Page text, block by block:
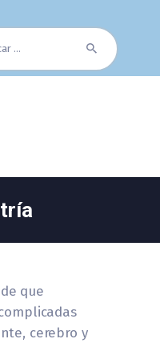
que
cerebro y